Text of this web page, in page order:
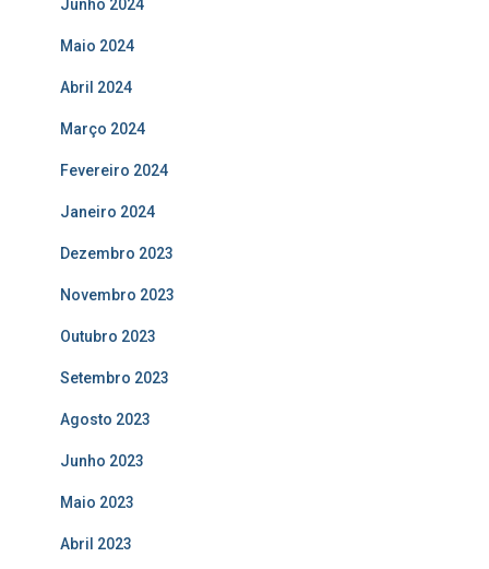
Junho 2024
Maio 2024
Abril 2024
Março 2024
Fevereiro 2024
Janeiro 2024
Dezembro 2023
Novembro 2023
Outubro 2023
Setembro 2023
Agosto 2023
Junho 2023
Maio 2023
Abril 2023